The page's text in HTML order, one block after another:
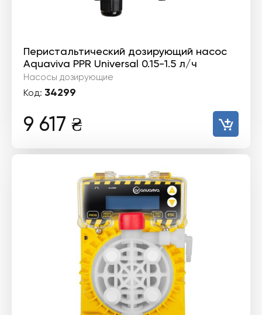
Перистальтический дозирующий насос
Aquaviva PPR Universal 0.15-1.5 л/ч
Насосы дозирующие
Код: 34299
9 617 ₴